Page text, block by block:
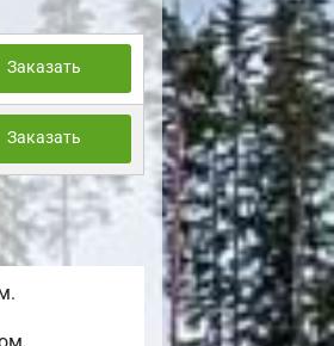
Заказать
Заказать